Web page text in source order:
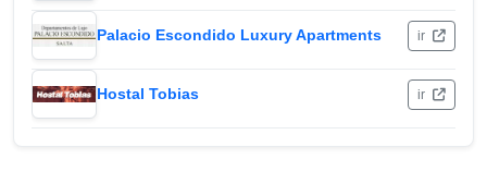
Palacio Escondido Luxury Apartments ir
Hostal Tobias ir